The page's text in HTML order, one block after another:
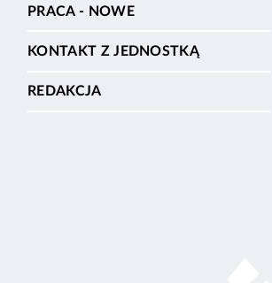
PRACA - NOWE
KONTAKT Z JEDNOSTKĄ
REDAKCJA